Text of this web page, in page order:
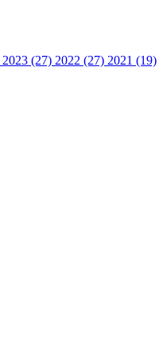
2023 (27) 2022 (27) 2021 (19)